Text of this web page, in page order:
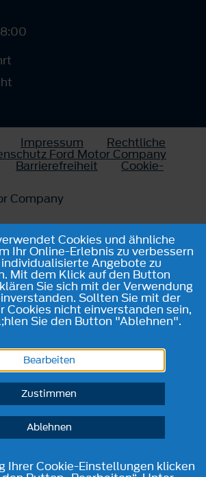
Impressum Rechtliche
Ford Motor Company
Barrierefreiheit Cookie-
Company
Cookies und ähnliche
Ihr Online-Erlebnis zu verbessern
Angebote zu
Mit dem Klick auf den Button
Sie sich mit der Verwendung
Sollten Sie mit der
Cookies nicht einverstanden sein,
Sie den Button "Ablehnen".
Bearbeiten
Zustimmen
Ablehnen
Ihrer Cookie-Einstellungen klicken